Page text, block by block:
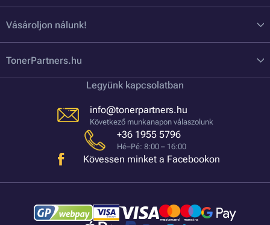
Vásároljon nálunk!
TonerPartners.hu
Legyünk kapcsolatban
info@tonerpartners.hu
Következő munkanapon válaszolunk
+36 1955 5796
Hé–Pé: 8:00 – 16:00
Kövessen minket a Facebookon